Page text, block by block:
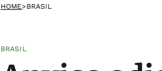
HOME>BRASIL
BRASIL